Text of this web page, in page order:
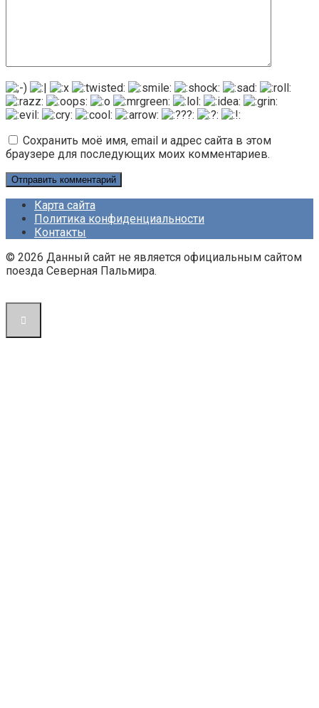
Сохранить моё имя, email и адрес сайта в этом
браузере для последующих моих комментариев.
Карта сайта
Политика конфиденциальности
Контакты
© 2026 Данный сайт не является официальным сайтом
поезда Северная Пальмира.